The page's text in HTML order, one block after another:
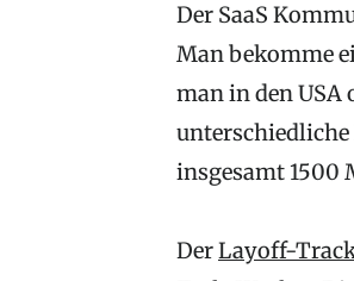
Der SaaS
Man bekomme
man in den
insgesamt 1500
DerLayoff-